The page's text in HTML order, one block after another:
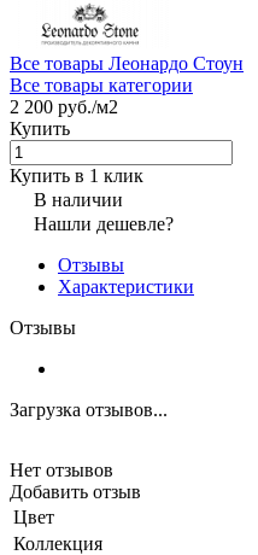
Все товары Леонардо Стоун
Все товары категории
2 200 руб./м2
Купить
Купить в 1 клик
В наличии
Нашли дешевле?
Отзывы
Характеристики
Отзывы
Загрузка отзывов...
Нет отзывов
Добавить отзыв
Цвет
Коллекция